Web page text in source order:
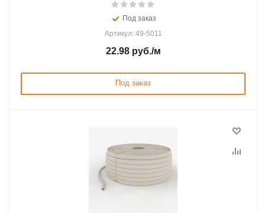
Под заказ
Артикул: 49-5011
22.98руб./м
Под заказ